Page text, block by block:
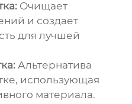
Очищает
и создает
для лучшей
Альтернатива
использующая
материала.